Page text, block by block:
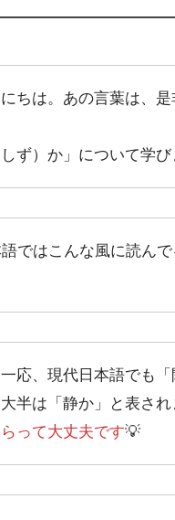
ちは。あの言葉は、
ず）か」について学び
語ではこんな風に読ん
応、現代日本語でも
半は「静か」と表され
って大丈夫です💡